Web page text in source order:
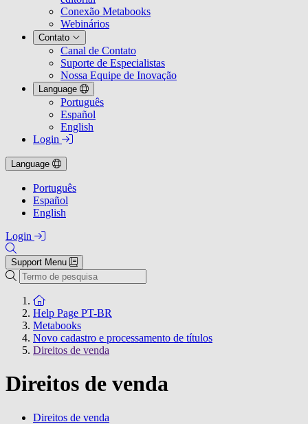
Conexão Metabooks
Webinários
Contato
Canal de Contato
Suporte de Especialistas
Nossa Equipe de Inovação
Language
Português
Español
English
Login
Language
Português
Español
English
Login
Support Menu
Pesquisa
To the homepage
Help Page PT-BR
Metabooks
Novo cadastro e processamento de títulos
Direitos de venda
Direitos de venda
Direitos de venda